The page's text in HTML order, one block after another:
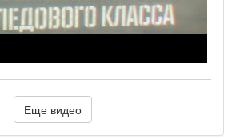
Еще видео